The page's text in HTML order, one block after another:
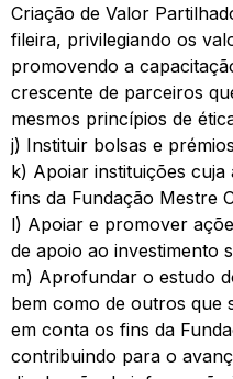
Criação de Valor
fileira, privilegiando os
promovendo a
crescente de parceiros
mesmos princípios de
j) Instituir bolsas e
k) Apoiar instituições cuja
fins da Fundação Mestre
l) Apoiar e promover
de apoio ao investimento
m) Aprofundar o estudo
bem como de outros que
em conta os fins da
contribuindo para o